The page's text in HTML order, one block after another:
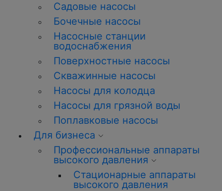
Садовые насосы
Бочечные насосы
Насосные станции
водоснабжения
Поверхностные насосы
Скважинные насосы
Насосы для колодца
Насосы для грязной воды
Поплавковые насосы
Для бизнеса
Профессиональные аппараты
высокого давления
Стационарные аппараты
высокого давления